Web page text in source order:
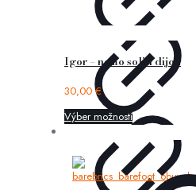
Igor – nemo solid dijon
30,00€
Výber možností